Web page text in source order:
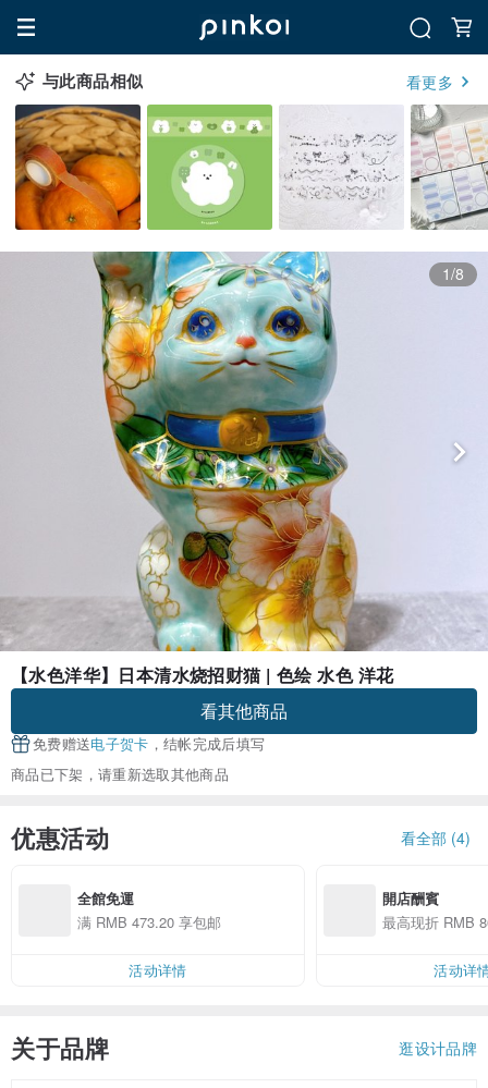
与此商品相似 看更多
1/8
【水色洋华】日本清水烧招财猫 | 色绘 水色 洋花
看其他商品
免费赠送电子贺卡 ，结帐完成后填写
商品已下架，请重新选取其他商品
优惠活动 看全部 (4)
全館免運
满 RMB 473.20 享包邮
活动详情
開店酬賓
最高现折 RMB
活动详
关于品牌 逛设计品牌